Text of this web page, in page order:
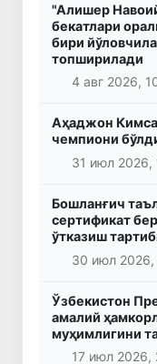
"Алишер
бекатлари
бири
топширилади
4 авг 2026,
Аҳаджон
чемпиони
31 июл 2026,
Бошланғич
сертификат
ўтказиш
30 июл 2026,
Ўзбекистон
амалий
муҳимлигини
17 июл 2026,